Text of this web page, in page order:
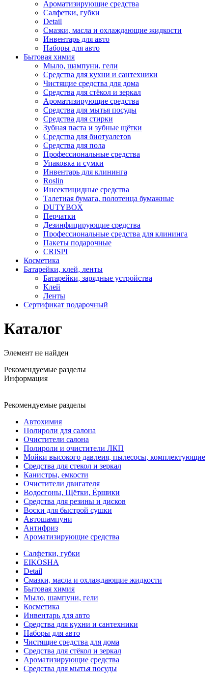
Ароматизирующие средства
Салфетки, губки
Detail
Смазки, масла и охлаждающие жидкости
Инвентарь для авто
Наборы для авто
Бытовая химия
Мыло, шампуни, гели
Средства для кухни и сантехники
Чистящие средства для дома
Средства для стёкол и зеркал
Ароматизирующие средства
Средства для мытья посуды
Средства для стирки
Зубная паста и зубные щётки
Средства для биотуалетов
Средства для пола
Профессиональные средства
Упаковка и сумки
Инвентарь для клининга
Roslin
Инсектицидные средства
Талетная бумага, полотенца бумажные
DUTYBOX
Перчатки
Дезинфицирующие средства
Профессиональные средства для клининга
Пакеты подарочные
CRISPI
Косметика
Батарейки, клей, ленты
Батарейки, зарядные устройства
Клей
Ленты
Сертификат подарочный
Каталог
Элемент не найден
Рекомендуемые разделы
Информация
Рекомендуемые разделы
Автохимия
Полироли для салона
Очистители салона
Полироли и очистители ЛКП
Мойки высокого давлеия, пылесосы, комплектующие
Средства для стекол и зеркал
Канистры, емкости
Очистители двигателя
Водосгоны, Щётки, Ёршики
Средства для резины и дисков
Воски для быстрой сушки
Автошампуни
Антифриз
Ароматизирующие средства
Салфетки, губки
EIKOSHA
Detail
Смазки, масла и охлаждающие жидкости
Бытовая химия
Мыло, шампуни, гели
Косметика
Инвентарь для авто
Средства для кухни и сантехники
Наборы для авто
Чистящие средства для дома
Средства для стёкол и зеркал
Ароматизирующие средства
Средства для мытья посуды